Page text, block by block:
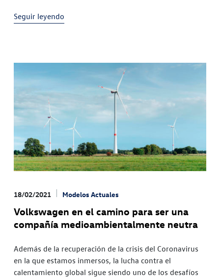
Seguir leyendo
18/02/2021 Modelos Actuales
Volkswagen en el camino para ser una
compañía medioambientalmente neutra
Además de la recuperación de la crisis del Coronavirus
en la que estamos inmersos, la lucha contra el
calentamiento global sigue siendo uno de los desafíos